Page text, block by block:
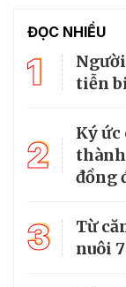
ĐỌC NHIỀU
1
tiễn
2
Ký ức
đồng
3
Từ
nuôi